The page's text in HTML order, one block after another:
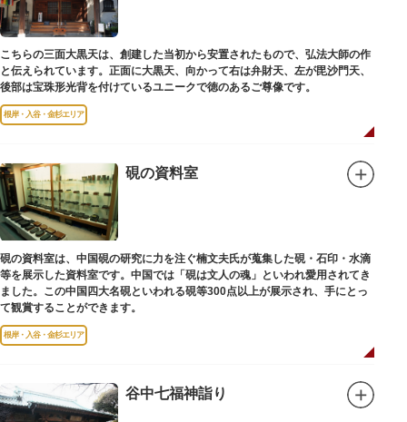
こちらの三面大黒天は、創建した当初から安置されたもので、弘法大師の作
と伝えられています。正面に大黒天、向かって右は弁財天、左が毘沙門天、
後部は宝珠形光背を付けているユニークで徳のあるご尊像です。
根岸・入谷・金杉エリア
硯の資料室
硯の資料室は、中国硯の研究に力を注ぐ楠文夫氏が蒐集した硯・石印・水滴
等を展示した資料室です。中国では「硯は文人の魂」といわれ愛用されてき
ました。この中国四大名硯といわれる硯等300点以上が展示され、手にとっ
て観賞することができます。
根岸・入谷・金杉エリア
谷中七福神詣り